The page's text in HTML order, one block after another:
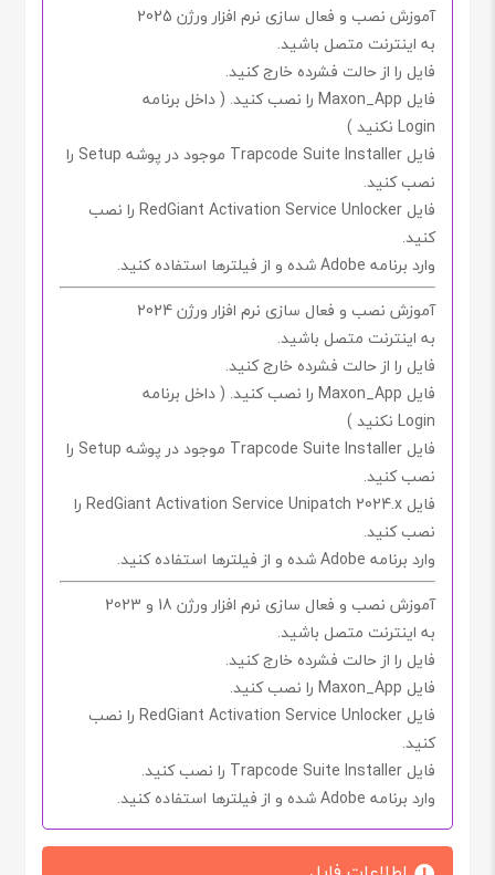
آموزش نصب و فعال سازی نرم افزار ورژن 2025
به اینترنت متصل باشید.
فایل را از حالت فشرده خارج کنید.
فایل Maxon_App را نصب کنید. ( داخل برنامه
Login نکنید)
فایلTrapcode Suite Installer موجود در پوشه Setup را
نصب کنید.
فایلRedGiant Activation Service Unlocker را نصب
کنید.
وارد برنامه Adobeشده و از فیلترها استفاده کنید.
آموزش نصب و فعال سازی نرم افزار ورژن 2024
به اینترنت متصل باشید.
فایل را از حالت فشرده خارج کنید.
فایل Maxon_App را نصب کنید. ( داخل برنامه
Login نکنید)
فایلTrapcode Suite Installer موجود در پوشه Setup را
نصب کنید.
فایلRedGiant Activation Service Unipatch 2024.x را
نصب کنید.
وارد برنامه Adobeشده و از فیلترها استفاده کنید.
آموزش نصب و فعال سازی نرم افزار ورژن 18 و 2023
به اینترنت متصل باشید.
فایل را از حالت فشرده خارج کنید.
فایل Maxon_App را نصب کنید.
فایلRedGiant Activation Service Unlocker را نصب
کنید.
فایلTrapcode Suite Installer را نصب کنید.
وارد برنامه Adobeشده و از فیلترها استفاده کنید.